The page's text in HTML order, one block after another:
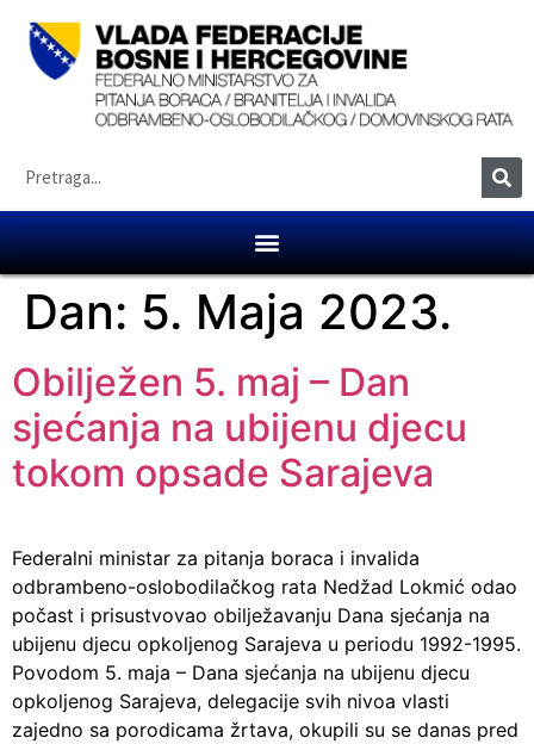
Dan: 5. Maja 2023.
Obilježen 5. maj – Dan
sjećanja na ubijenu djecu
tokom opsade Sarajeva
Federalni ministar za pitanja boraca i invalida
odbrambeno-oslobodilačkog rata Nedžad Lokmić odao
počast i prisustvovao obilježavanju Dana sjećanja na
ubijenu djecu opkoljenog Sarajeva u periodu 1992-1995.
Povodom 5. maja – Dana sjećanja na ubijenu djecu
opkoljenog Sarajeva, delegacije svih nivoa vlasti
zajedno sa porodicama žrtava, okupili su se danas pred